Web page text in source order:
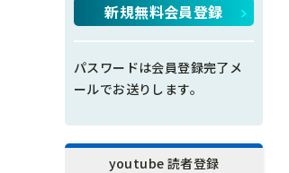
新規無料会員登録
パスワードは会員登録完了メ
ールでお送りします。
youtube 読者登録